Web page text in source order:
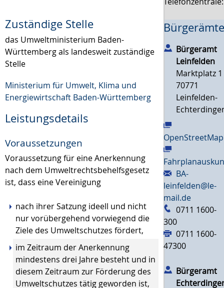
Zuständige Stelle
das Umweltministerium Baden-
Württemberg als landesweit zuständige
Stelle
Ministerium für Umwelt, Klima und
Energiewirtschaft Baden-Württemberg
Leistungsdetails
Voraussetzungen
Voraussetzung für eine Anerkennung
nach dem Umweltrechtsbehelfsgesetz
ist, dass eine Vereinigung
nach ihrer Satzung ideell und nicht
nur vorübergehend vorwiegend die
Ziele des Umweltschutzes fördert,
im Zeitraum der Anerkennung
mindestens drei Jahre besteht und in
diesem Zeitraum zur Förderung des
Umweltschutzes tätig geworden ist,
Bürgeramt
Leinfelden
Marktplatz 1
70771
Leinfelden-
OpenStreetMap
BA-
leinfelden@le-
mail.de
0711 1600-
300
0711 1600-
47300
Bürgeramt